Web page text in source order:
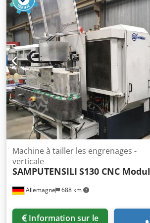
4,4 x 2,4 x 2,7 m
Allemagne 688 km
Machine à tailler les engrenages -
verticale
SAMPUTENSILI S130 CNC Modul